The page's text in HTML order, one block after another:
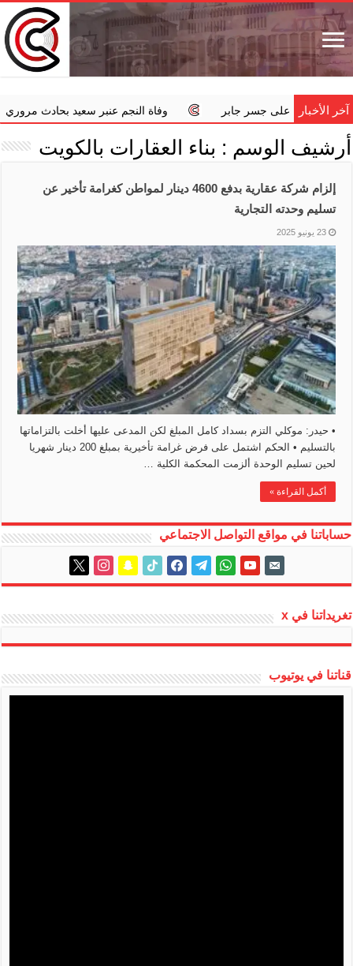
آخر الأخبار
من أعلى جسر جابر وفاة النجم عنبر سعيد بحادث مروري
أرشيف الوسم : بناء العقارات بالكويت
إلزام شركة عقارية بدفع 4600 دينار لمواطن كغرامة تأخير عن
تسليم وحدته التجارية
23 يونيو 2025
• حيدر: موكلي التزم بسداد كامل المبلغ لكن المدعى عليها أخلت بالتزاماتها
بالتسليم • الحكم اشتمل على فرض غرامة تأخيرية بمبلغ 200 دينار شهريا
لحين تسليم الوحدة ألزمت المحكمة الكلية …
أكمل القراءة »
حساباتنا في مواقع التواصل الاجتماعي
email-
alt
youtube
whatsapp
telegram
facebook
tiktok
snapchat
instagram
x
تغريداتنا في x
قناتنا في يوتيوب